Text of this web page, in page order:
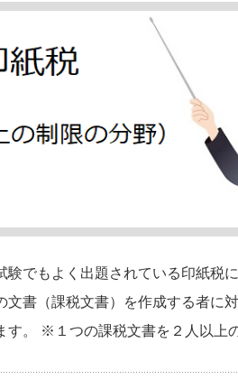
験でもよく出題されている印紙税
文書（課税文書）を作成する者に
す。 ※１つの課税文書を２人以上